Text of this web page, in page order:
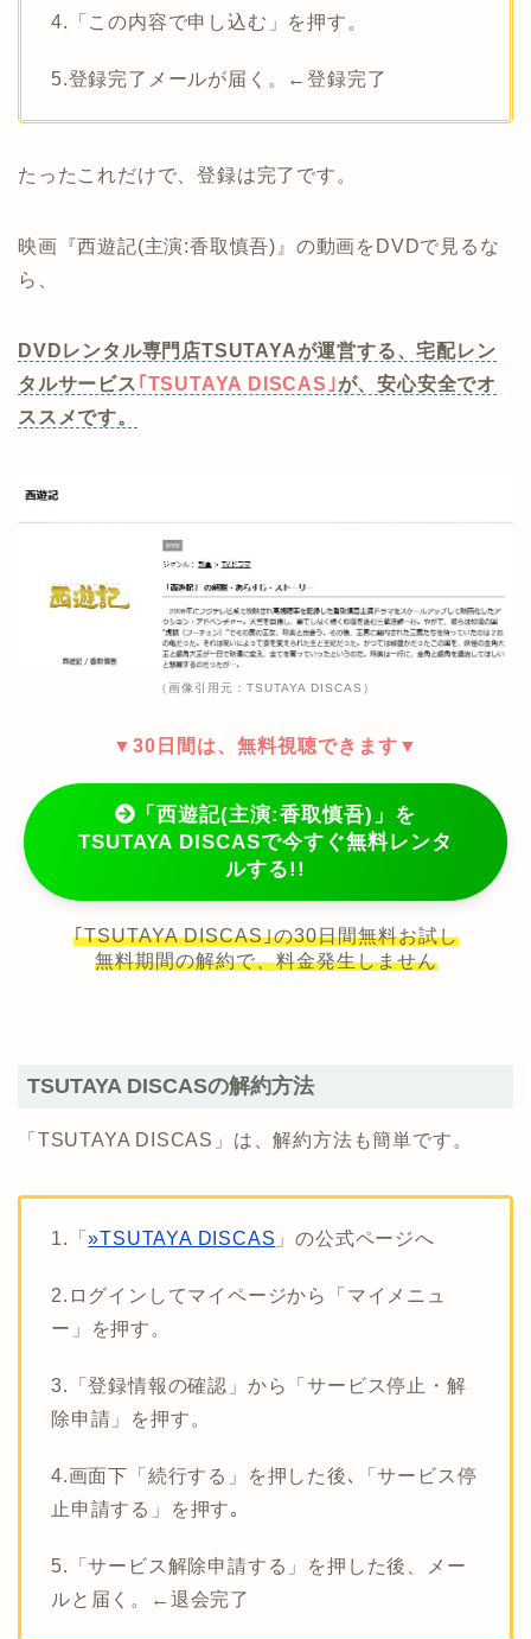
4.「この内容で申し込む」を押す。
5.登録完了メールが届く。←登録完了
たったこれだけで、登録は完了です。
映画『西遊記(主演:香取慎吾)』の動画をDVDで見るな
ら、
DVDレンタル専門店TSUTAYAが運営する、宅配レン
タルサービス ｢TSUTAYA DISCAS｣ が、安心安全でオ
ススメです。
（画像引用元：TSUTAYA DISCAS）
▼30日間は、無料視聴できます▼
「西遊記(主演:香取慎吾)」を
TSUTAYA DISCASで今すぐ無料レンタ
ルする!!
｢TSUTAYA DISCAS｣の30日間無料お試し
無料期間の解約で、料金発生しません
TSUTAYA DISCASの解約方法
「TSUTAYA DISCAS」は、解約方法も簡単です。
1.「»TSUTAYA DISCAS 」の公式ページへ
2.ログインしてマイページから「マイメニュ
ー」を押す。
3.「登録情報の確認」から「サービス停止・解
除申請」を押す。
4.画面下「続行する」を押した後､「サービス停
止申請する」を押す｡
5.「サービス解除申請する」を押した後、メー
ルと届く。←退会完了